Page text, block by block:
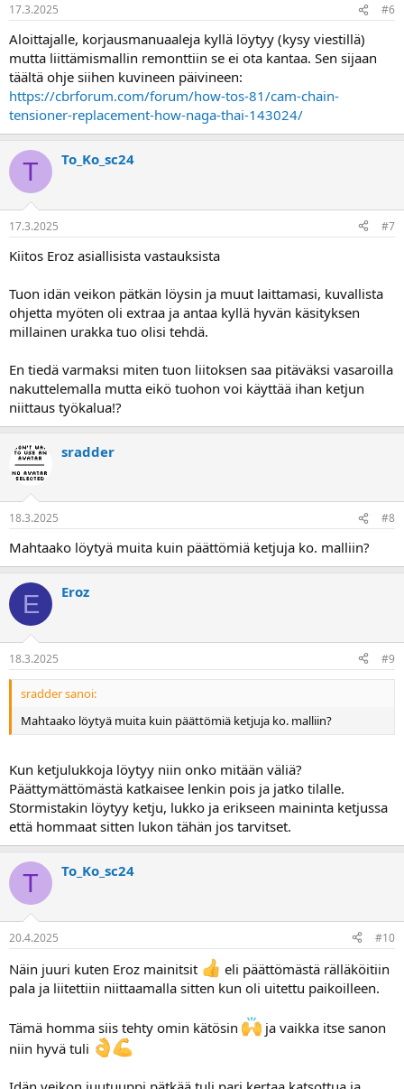
17.3.2025 #6
Aloittajalle, korjausmanuaaleja kyllä löytyy (kysy viestillä)
mutta liittämismallin remonttiin se ei ota kantaa. Sen sijaan
täältä ohje siihen kuvineen päivineen:
https://cbrforum.com/forum/how-tos-81/cam-chain-
tensioner-replacement-how-naga-thai-143024/
T To_Ko_sc24
17.3.2025 #7
Kiitos Eroz asiallisista vastauksista
Tuon idän veikon pätkän löysin ja muut laittamasi, kuvallista
ohjetta myöten oli extraa ja antaa kyllä hyvän käsityksen
millainen urakka tuo olisi tehdä.
En tiedä varmaksi miten tuon liitoksen saa pitäväksi vasaroilla
nakuttelemalla mutta eikö tuohon voi käyttää ihan ketjun
niittaus työkalua!?
sradder
18.3.2025 #8
Mahtaako löytyä muita kuin päättömiä ketjuja ko. malliin?
E Eroz
18.3.2025 #9
sradder sanoi:
Mahtaako löytyä muita kuin päättömiä ketjuja ko. malliin?
Kun ketjulukkoja löytyy niin onko mitään väliä?
Päättymättömästä katkaisee lenkin pois ja jatko tilalle.
Stormistakin löytyy ketju, lukko ja erikseen maininta ketjussa
että hommaat sitten lukon tähän jos tarvitset.
T To_Ko_sc24
20.4.2025 #10
Näin juuri kuten Eroz mainitsit
eli päättömästä rälläköitiin
pala ja liitettiin niittaamalla sitten kun oli uitettu paikoilleen.
Tämä homma siis tehty omin kätösin
ja vaikka itse sanon
niin hyvä tuli